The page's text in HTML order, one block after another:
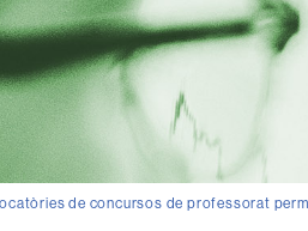
de concursos de professorat